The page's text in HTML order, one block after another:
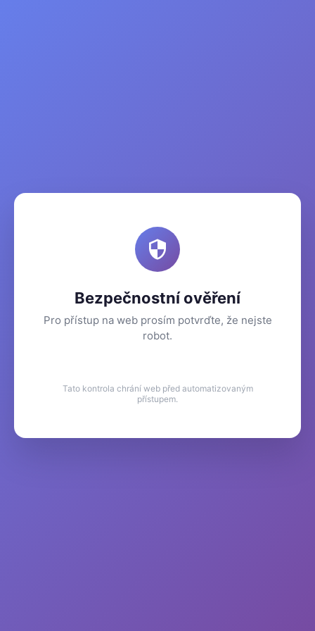
Bezpečnostní ověření
Pro přístup na web prosím potvrďte, že nejste
robot.
Tato kontrola chrání web před automatizovaným
přístupem.